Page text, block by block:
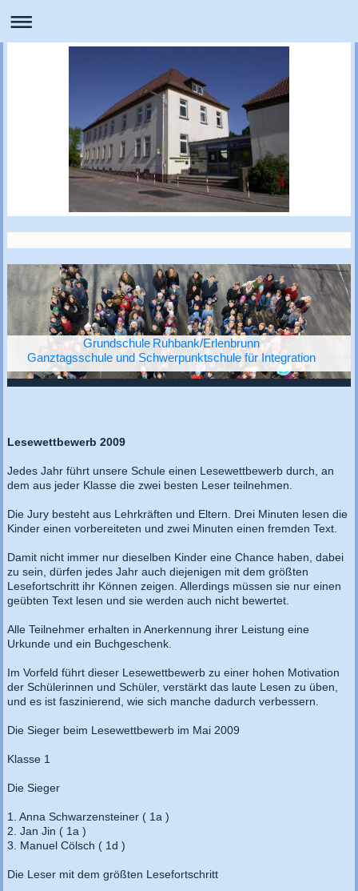
Grundschule Ruhbank/Erlenbrunn
Ganztagsschule und Schwerpunktschule für Integration
Lesewettbewerb 2009
Jedes Jahr führt unsere Schule einen Lesewettbewerb durch, an
dem aus jeder Klasse die zwei besten Leser teilnehmen.
Die Jury besteht aus Lehrkräften und Eltern. Drei Minuten lesen die
Kinder einen vorbereiteten und zwei Minuten einen fremden Text.
Damit nicht immer nur dieselben Kinder eine Chance haben, dabei
zu sein, dürfen jedes Jahr auch diejenigen mit dem größten
Lesefortschritt ihr Können zeigen. Allerdings müssen sie nur einen
geübten Text lesen und sie werden auch nicht bewertet.
Alle Teilnehmer erhalten in Anerkennung ihrer Leistung eine
Urkunde und ein Buchgeschenk.
Im Vorfeld führt dieser Lesewettbewerb zu einer hohen Motivation
der Schülerinnen und Schüler, verstärkt das laute Lesen zu üben,
und es ist faszinierend, wie sich manche dadurch verbessern.
Die Sieger beim Lesewettbewerb im Mai 2009
Klasse 1
Die Sieger
1. Anna Schwarzensteiner ( 1a )
2. Jan Jin ( 1a )
3. Manuel Cölsch ( 1d )
Die Leser mit dem größten Lesefortschritt